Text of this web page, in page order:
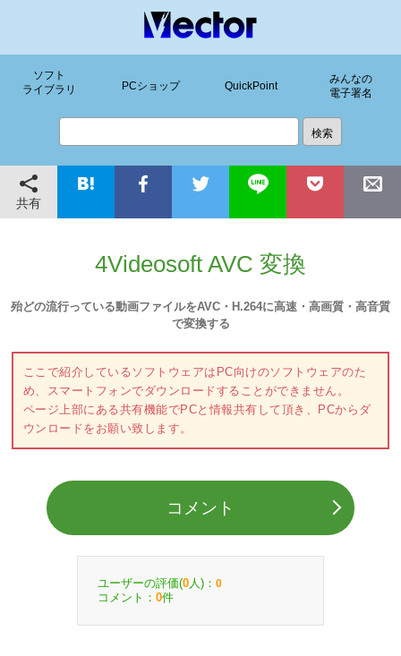
ソフト
ライブラリ
PCショップ QuickPoint
みんなの
電子署名
共有
4Videosoft AVC 変換
殆どの流行っている動画ファイルをAVC・H.264に高速・高画質・高音質
で変換する
ここで紹介しているソフトウェアはPC向けのソフトウェアのた
め、スマートフォンでダウンロードすることができません。
ページ上部にある共有機能でPCと情報共有して頂き、PCからダ
ウンロードをお願い致します。
コメント
ユーザーの評価(0 人)： 0
コメント： 0件